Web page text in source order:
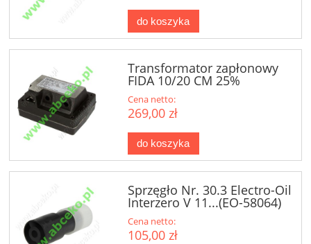
do koszyka
Transformator zapłonowy
FIDA 10/20 CM 25%
Cena netto:
269,00 zł
do koszyka
Sprzęgło Nr. 30.3 Electro-Oil
Interzero V 11...(EO-58064)
Cena netto:
105,00 zł